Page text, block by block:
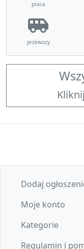
praca
przewozy
Dodaj
Moje konto
Kategorie
Regulamin i